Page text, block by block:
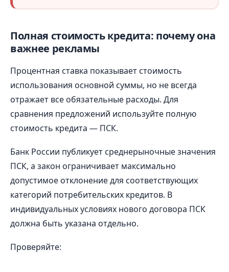
Полная стоимость кредита: почему она
важнее рекламы
Процентная ставка показывает стоимость
использования основной суммы, но не всегда
отражает все обязательные расходы. Для
сравнения предложений используйте полную
стоимость кредита — ПСК.
Банк России публикует среднерыночные значения
ПСК, а закон ограничивает максимально
допустимое отклонение для соответствующих
категорий потребительских кредитов. В
индивидуальных условиях нового договора ПСК
должна быть указана отдельно.
Проверяйте: